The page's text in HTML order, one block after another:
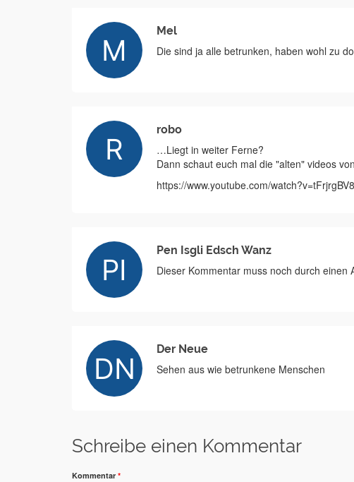
Mel
Die sind ja alle betrunken, haben wohl zu
robo
…Liegt in weiter Ferne?
Dann schaut euch mal die "alten" videos
https://www.youtube.com/
Pen Isgli Edsch Wanz
Dieser Kommentar muss noch durch einen
Der Neue
Sehen aus wie betrunkene Menschen
Schreibe einen Kommentar
Kommentar *